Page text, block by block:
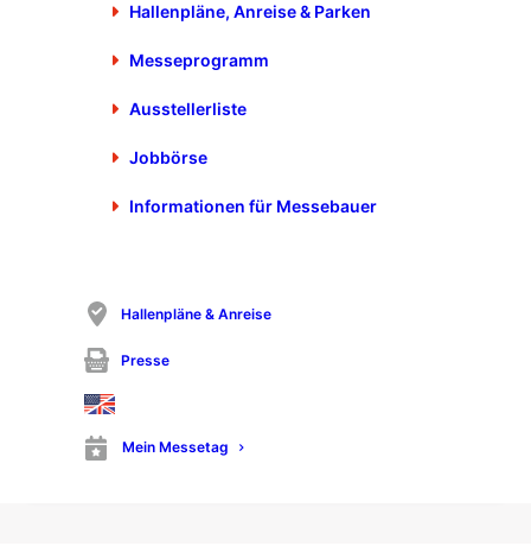
Hallenpläne, Anreise & Parken
Messeprogramm
Ausstellerliste
Jobbörse
Informationen für Messebauer
Hallenpläne & Anreise
Presse
Mein Messetag
messe@elunic.de
https://www.elunic.com/de/aisee/
Besuchen Sie AI.SEE GmbH auf der Blechexpo
2025